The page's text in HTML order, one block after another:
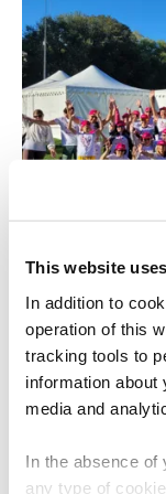
This website
In addition to
operation of this
tracking tools to
information about
media and
In the absence of
any type of
22 OCTOBRE 2024
Gefran takes